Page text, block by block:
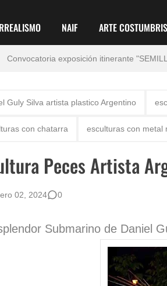
NAIF ARTE
Dibujos Fáciles Para Pintar con Acrílico
Convocatoria exposición itinerante
Que significan los cuadros de negras
El mundo del arte en pintura surrealista
Guly Silva artista plastico Argentino
con chatarra esculturas con metal
Peces Artista
02, 2024 0
Submarino de Daniel